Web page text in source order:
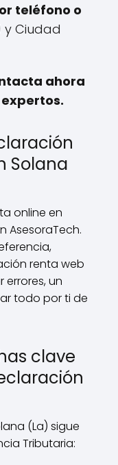
teléfono o
y Ciudad
ahora
Solana
online en
AsesoraTech.
renta web
errores, un
todo por ti de
clave
(La) sigue
Tributaria: